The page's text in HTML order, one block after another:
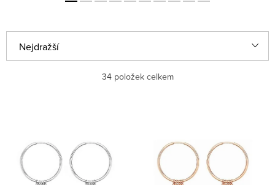
Řazení produktů
Nejdražší
34položek celkem